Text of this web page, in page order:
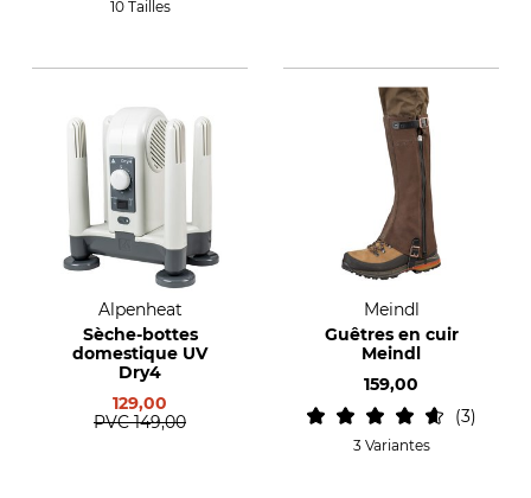
10 Tailles
Alpenheat
Sèche-bottes
domestique UV
Dry4
129,00
PVC 149,00
Meindl
Guêtres en cuir
Meindl
159,00
3
3 Variantes